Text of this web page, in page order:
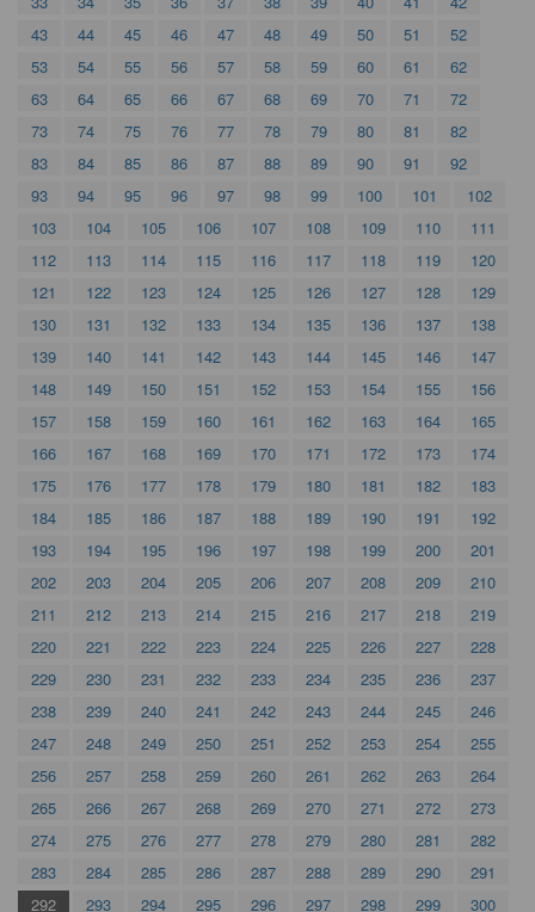
43
44 45 46 47 48 49 50 51
52
53
54 55 56 57 58 59 60 61
62
63
64 65 66 67 68 69 70 71
72
73
74 75 76 77 78 79 80 81
82
83
84 85 86 87 88 89 90 91
92
93
94 95 96 97 98 99 100 101
102
103
104 105 106 107 108 109 110
111
112
113 114 115 116 117 118 119
120
121
122 123 124 125 126 127 128
129
130
131 132 133 134 135 136 137
138
139
140 141 142 143 144 145 146
147
148
149 150 151 152 153 154 155
156
157
158 159 160 161 162 163 164
165
166
167 168 169 170 171 172 173
174
175
176 177 178 179 180 181 182
183
184
185 186 187 188 189 190 191
192
193
194 195 196 197 198 199 200
201
202
203 204 205 206 207 208 209
210
211
212 213 214 215 216 217 218
219
220
221 222 223 224 225 226 227
228
229
230 231 232 233 234 235 236
237
238
239 240 241 242 243 244 245
246
247
248 249 250 251 252 253 254
255
256
257 258 259 260 261 262 263
264
265
266 267 268 269 270 271 272
273
274
275 276 277 278 279 280 281
282
283
284 285 286 287 288 289 290
291
292
293 294 295 296 297 298 299 300